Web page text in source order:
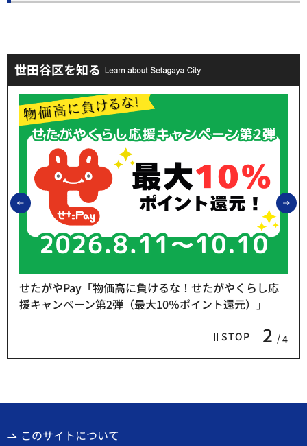
世田谷区を知る
前のスライドを表示
STOP 2 4
せたがやPay「物価高に負けるな！せたがやくらし応
援キャンペーン第2弾（最大10％ポイント還元）」
このサイトについて